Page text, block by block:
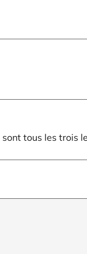
tous les trois